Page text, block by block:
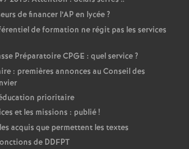
de financer l’AP en lycée?
de formation ne régit pas les services
Préparatoire CPGE : quel service?
: premières annonces au Conseil des
prioritaire
et les missions : publié!
acquis que permettent les textes
de DDFPT